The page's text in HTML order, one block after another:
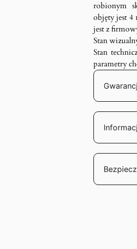
robionym
objęty jest 4
jest z
Stan
Stan
parametry